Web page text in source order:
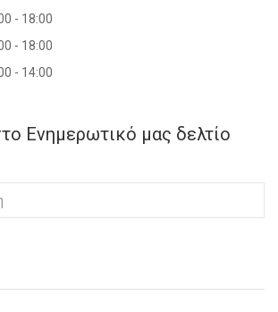
- 18:00
- 18:00
- 14:00
Ενημερωτικό μας δελτίο